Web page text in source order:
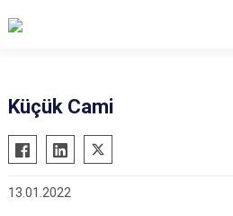
Ağın
Alacakaya
Arıcak
Küçük Cami
13.01.2022